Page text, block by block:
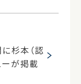
杉本（認
が掲載